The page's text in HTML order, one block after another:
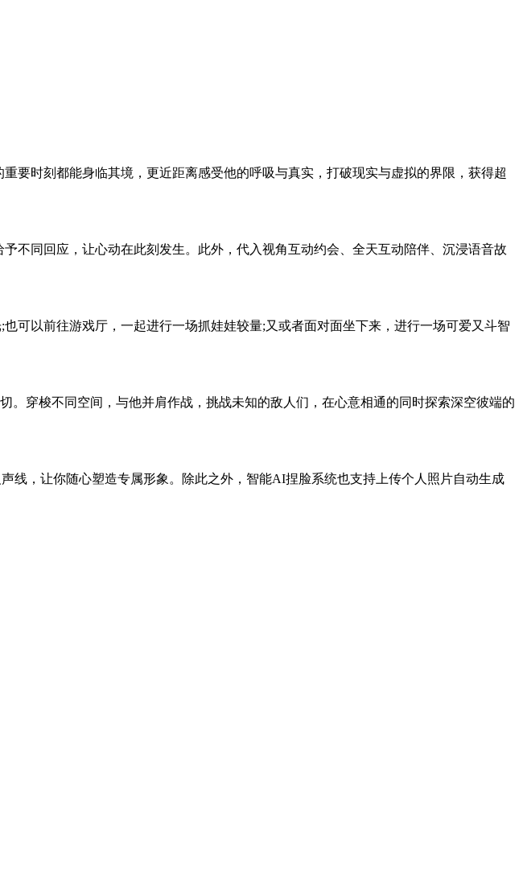
时刻都能身临其境，更近距离感受他的呼吸与真实，打破现实与虚拟的界限，获得超
同回应，让心动在此刻发生。此外，代入视角互动约会、全天互动陪伴、沉浸语音故
以前往游戏厅，一起进行一场抓娃娃较量;又或者面对面坐下来，进行一场可爱又斗智
穿梭不同空间，与他并肩作战，挑战未知的敌人们，在心意相通的同时探索深空彼端的
，让你随心塑造专属形象。除此之外，智能AI捏脸系统也支持上传个人照片自动生成